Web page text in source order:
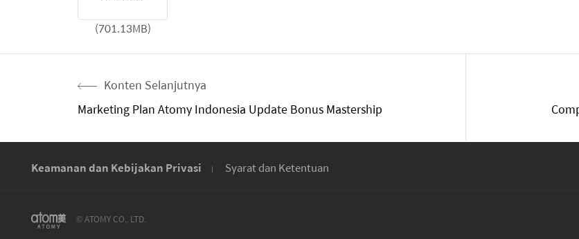
(701.13MB)
Konten Selanjutnya
Marketing Plan Atomy Indonesia Update Bonus Mastership
Keamanan dan Kebijakan Privasi Syarat dan Ketentuan
© ATOMY CO., LTD.